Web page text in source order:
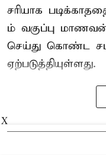
சரியாக
ம் வகுப்பு
செய்து கொண்ட
ஏற்படுத்தியுள்ளது.
X